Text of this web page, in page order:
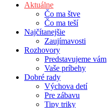
Aktuálne
Čo ma štve
Čo ma teší
Najčítanejšie
Zaujímavosti
Rozhovory
Predstavujeme vám
Vaše príbehy
Dobré rady
Výchova detí
Pre zábavu
Tipy triky